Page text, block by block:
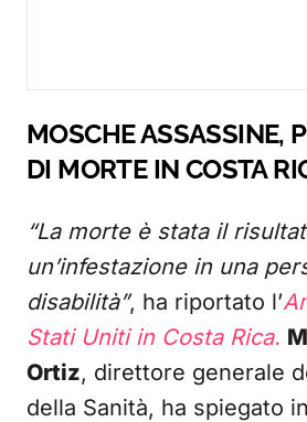
MOSCHE ASSASSINE,
DI MORTE IN COSTA
“La morte è stata il
un’infestazione in una
disabilità”, ha riportato l’
Stati Uniti in Costa Rica.
Ortiz, direttore generale
della Sanità, ha spiegato